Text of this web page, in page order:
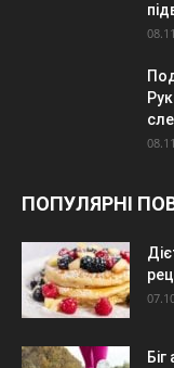
ПОПУЛЯРНІ